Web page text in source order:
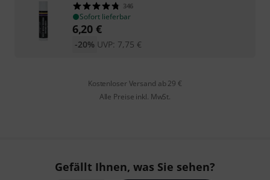
346
Sofort lieferbar
6,20 €
UVP: 7,75 €
-20%
Kostenloser Versand ab 29 €
Alle Preise inkl. MwSt.
Gefällt Ihnen, was Sie sehen?